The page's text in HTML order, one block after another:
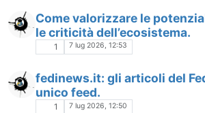
Come valorizzare le
le criticità dell’ecosistema.
1 7 lug 2026, 12:53
fedinews.it: gli articoli del
unico feed.
1 7 lug 2026, 12:50